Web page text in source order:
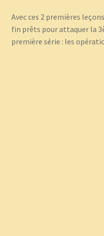
Avec ces 2 premières
fin prêts pour attaquer la
première série : les